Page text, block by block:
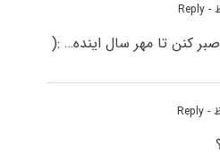
- Reply
کنن تا مهر سال اینده… :(
- Reply